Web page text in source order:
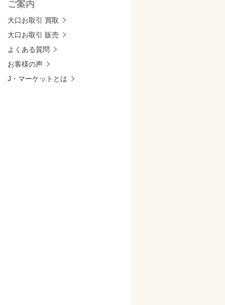
ご案内
大口お取引 買取
大口お取引 販売
よくある質問
お客様の声
J・マーケットとは